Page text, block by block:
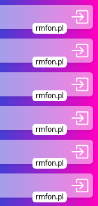
rmfon.pl
rmfon.pl
rmfon.pl
rmfon.pl
rmfon.pl
rmfon.pl